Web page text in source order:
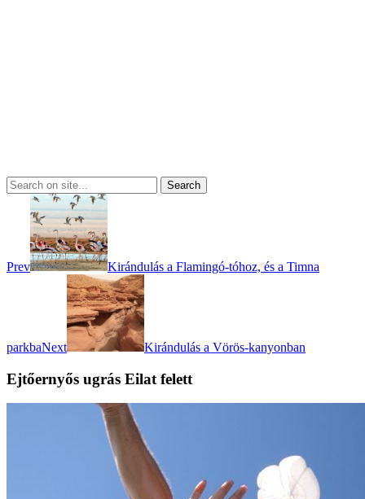
Prev Kirándulás a Flamingó-tóhoz, és a Timna
parkbaNext Kirándulás a Vörös-kanyonban
Ejtőernyős ugrás Eilat felett